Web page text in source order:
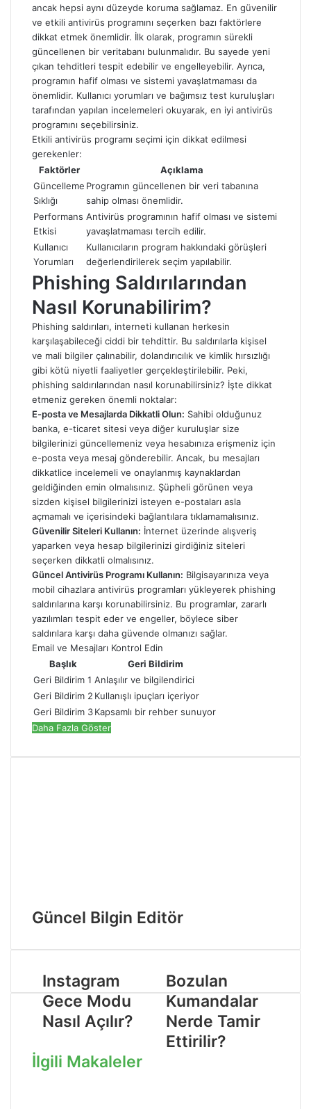
ancak hepsi aynı düzeyde koruma sağlamaz. En güvenilir
ve etkili antivirüs programını seçerken bazı faktörlere
dikkat etmek önemlidir. İlk olarak, programın sürekli
güncellenen bir veritabanı bulunmalıdır. Bu sayede yeni
çıkan tehditleri tespit edebilir ve engelleyebilir. Ayrıca,
programın hafif olması ve sistemi yavaşlatmaması da
önemlidir. Kullanıcı yorumları ve bağımsız test kuruluşları
tarafından yapılan incelemeleri okuyarak, en iyi antivirüs
programını seçebilirsiniz.
Etkili antivirüs programı seçimi için dikkat edilmesi
gerekenler:
Faktörler
Açıklama
Güncelleme
Sıklığı
Programın güncellenen bir veri tabanına
sahip olması önemlidir.
Performans
Etkisi
Antivirüs programının hafif olması ve sistemi
yavaşlatmaması tercih edilir.
Kullanıcı
Yorumları
Kullanıcıların program hakkındaki görüşleri
değerlendirilerek seçim yapılabilir.
Phishing Saldırılarından
Nasıl Korunabilirim?
Phishing saldırıları, interneti kullanan herkesin
karşılaşabileceği ciddi bir tehdittir. Bu saldırılarla kişisel
ve mali bilgiler çalınabilir, dolandırıcılık ve kimlik hırsızlığı
gibi kötü niyetli faaliyetler gerçekleştirilebilir. Peki,
phishing saldırılarından nasıl korunabilirsiniz? İşte dikkat
etmeniz gereken önemli noktalar:
E-posta ve Mesajlarda Dikkatli Olun: Sahibi olduğunuz
banka, e-ticaret sitesi veya diğer kuruluşlar size
bilgilerinizi güncellemeniz veya hesabınıza erişmeniz için
e-posta veya mesaj gönderebilir. Ancak, bu mesajları
dikkatlice incelemeli ve onaylanmış kaynaklardan
geldiğinden emin olmalısınız. Şüpheli görünen veya
sizden kişisel bilgilerinizi isteyen e-postaları asla
açmamalı ve içerisindeki bağlantılara tıklamamalısınız.
Güvenilir Siteleri Kullanın: İnternet üzerinde alışveriş
yaparken veya hesap bilgilerinizi girdiğiniz siteleri
seçerken dikkatli olmalısınız.
Güncel Antivirüs Programı Kullanın: Bilgisayarınıza veya
mobil cihazlara antivirüs programları yükleyerek phishing
saldırılarına karşı korunabilirsiniz. Bu programlar, zararlı
yazılımları tespit eder ve engeller, böylece siber
saldırılara karşı daha güvende olmanızı sağlar.
Email ve Mesajları Kontrol Edin
Başlık
Geri Bildirim
Geri Bildirim 1 Anlaşılır ve bilgilendirici
Geri Bildirim 2 Kullanışlı ipuçları içeriyor
Geri Bildirim 3Kapsamlı bir rehber sunuyor
Daha Fazla Göster
Güncel Bilgin Editör
Instagram
Gece Modu
Nasıl Açılır?
Bozulan
Kumandalar
Nerde Tamir
Ettirilir?
İlgili Makaleler